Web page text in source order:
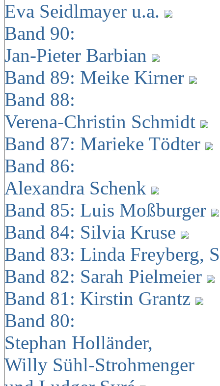
Eva Seidlmayer u.a.
Band 90:
Jan-Pieter Barbian
Band 89: Meike Kirner
Band 88:
Verena-Christin Schmidt
Band 87: Marieke Tödter
Band 86:
Alexandra Schenk
Band 85: Luis Moßburger
Band 84: Silvia Kruse
Band 83: Linda Freyberg,
Band 82: Sarah Pielmeier
Band 81: Kirstin Grantz
Band 80:
Stephan Holländer,
Willy Sühl-Strohmenger